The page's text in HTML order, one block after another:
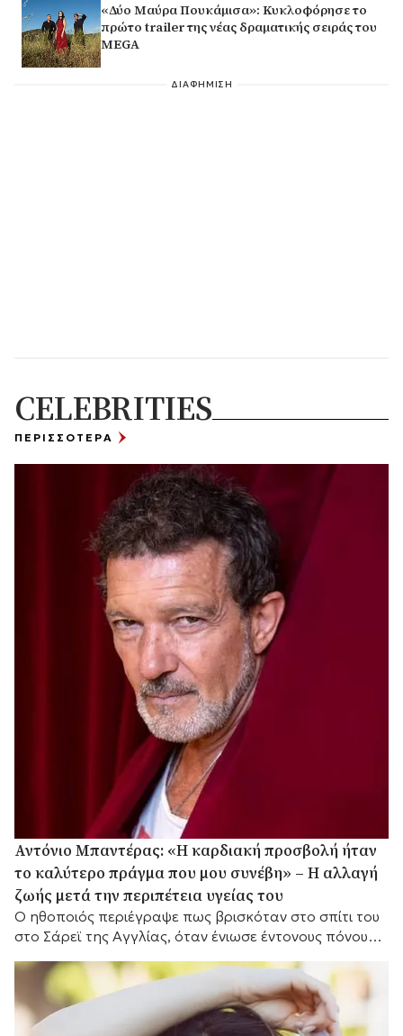
«Δύο Μαύρα Πουκάμισα»: Κυκλοφόρησε το
πρώτο trailer της νέας δραματικής σειράς του
MEGA
ΔΙΑΦΗΜΙΣΗ
CELEBRITIES
ΠΕΡΙΣΣΟΤΕΡΑ
Αντόνιο Μπαντέρας: «Η καρδιακή προσβολή ήταν
το καλύτερο πράγμα που μου συνέβη» – Η αλλαγή
ζωής μετά την περιπέτεια υγείας του
Ο ηθοποιός περιέγραψε πως βρισκόταν στο σπίτι του
στο Σάρεϊ της Αγγλίας, όταν ένιωσε έντονους πόνους